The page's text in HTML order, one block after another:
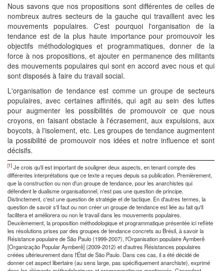
Nous savons que nos propositions sont différentes de celles de
nombreux autres secteurs de la gauche qui travaillent avec les
mouvements populaires. C'est pourquoi l'organisation de la
tendance est de la plus haute importance pour promouvoir les
objectifs méthodologiques et programmatiques, donner de la
force à nos propositions, et ajouter en permanence des militants
des mouvements populaires qui sont en accord avec nous et qui
sont disposés à faire du travail social.
L'organisation de tendance est comme un groupe de secteurs
populaires, avec certaines affinités, qui agit au sein des luttes
pour augmenter les possibilités de promouvoir ce que nous
croyons, en faisant obstacle à l'écrasement, aux expulsions, aux
boycots, à l'isolement, etc. Les groupes de tendance augmentent
la possibilité de promouvoir nos idées et notre influence et sont
décisifs.
[1] Je crois qu'il est important de souligner deux aspects, en tenant compte des
différentes interprétations que ce texte a reçues depuis sa publication. Premièrement,
que la construction ou non d'un groupe de tendance, pour les anarchistes qui
défendent le dualisme organisationnel, n'est pas une question de principe.
Distinctement, c'est une question de stratégie et de tactique. En d'autres termes, la
question de savoir s'il faut ou non créer un groupe de tendance est liée au fait qu'il
facilitera et améliorera ou non le travail dans les mouvements populaires.
Deuxièmement, la proposition méthodologique et programmatique présentée ici reflète
les résolutions prises par des groupes de tendance concrets au Brésil, à savoir la
Résistance populaire de São Paulo (1999-2007), l'Organisation populaire Aymberê
[Organização Popular Aymberê] (2009-2012) et d'autres Résistances populaires
créées ultérieurement dans l'État de São Paulo. Dans ces cas, il a été décidé de
donner cet aspect libertaire (au sens large, pas spécifiquement anarchiste), exprimé